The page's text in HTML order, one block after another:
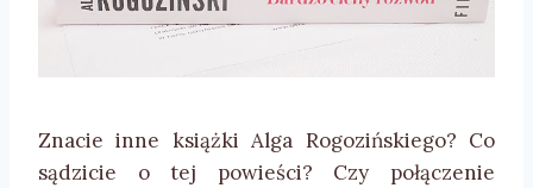
Znacie inne książki Alga Rogozińskiego? Co
sądzicie o tej powieści? Czy połączenie